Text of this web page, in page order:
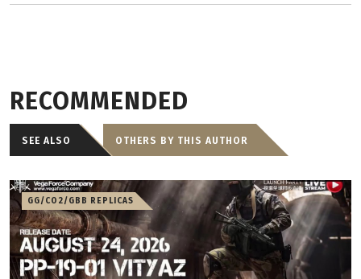
RECOMMENDED
SEE ALSO OTHERS BY THIS AUTHOR
GG/CO2/GBB REPLICAS